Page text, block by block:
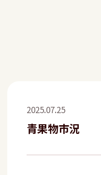
2025.07.25
青果物市況